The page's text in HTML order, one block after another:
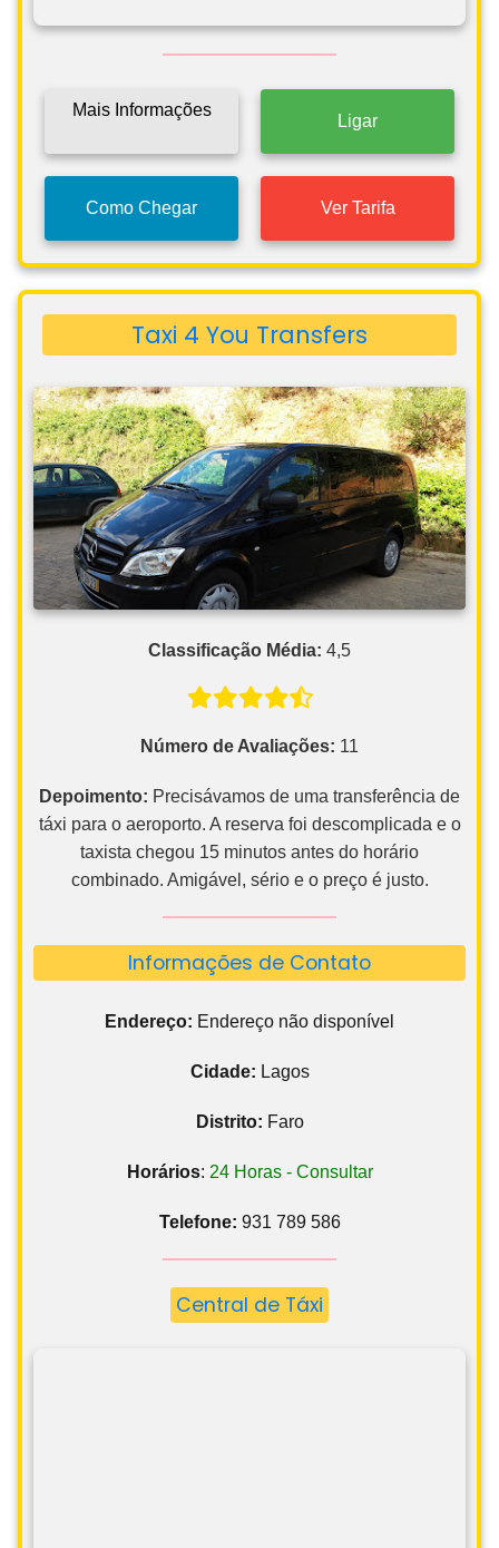
Mais Informações
Ligar
Como Chegar Ver Tarifa
Taxi 4 You Transfers
Classificação Média: 4,5
Número de Avaliações: 11
Depoimento: Precisávamos de uma transferência de
táxi para o aeroporto. A reserva foi descomplicada e o
taxista chegou 15 minutos antes do horário
combinado. Amigável, sério e o preço é justo.
Informações de Contato
Endereço: Endereço não disponível
Cidade: Lagos
Distrito: Faro
Horários: 24 Horas - Consultar
Telefone: 931 789 586
Central de Táxi